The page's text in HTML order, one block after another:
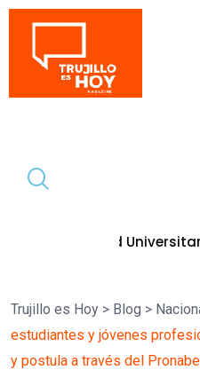
8 de agosto de
Trujillo es Hoy > Blog >
estudiantes y jóvenes
y postula a través del